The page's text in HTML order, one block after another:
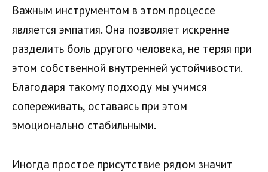
Важным инструментом в этом процессе
является эмпатия. Она позволяет искренне
разделить боль другого человека, не теряя при
этом собственной внутренней устойчивости.
Благодаря такому подходу мы учимся
сопереживать, оставаясь при этом
эмоционально стабильными.
Иногда простое присутствие рядом значит